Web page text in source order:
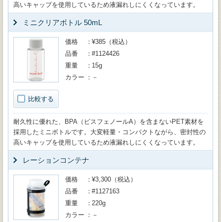
高いキャップを使用しているため液漏れしにくくなっています。
ミニクリアボトル 50mL
比較する
価格
¥385（税込）
品番
#1124426
重量
15g
カラー
－
耐久性に優れた、BPA（ビスフェノールA）を含まないPET素材を
採用したミニボトルです。大変軽量・コンパクトながら、密封性の
高いキャップを使用しているため液漏れしにくくなっています。
レーションコンテナ
価格
¥3,300（税込）
品番
#1127163
重量
220g
カラー
－